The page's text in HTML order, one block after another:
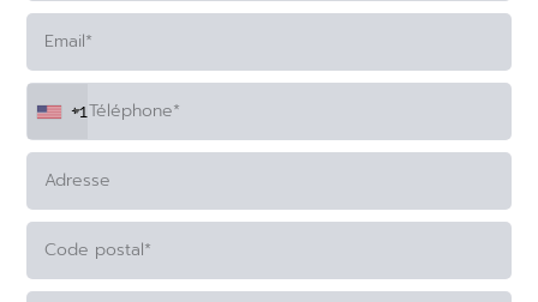
+1
ALTERNATIVE: